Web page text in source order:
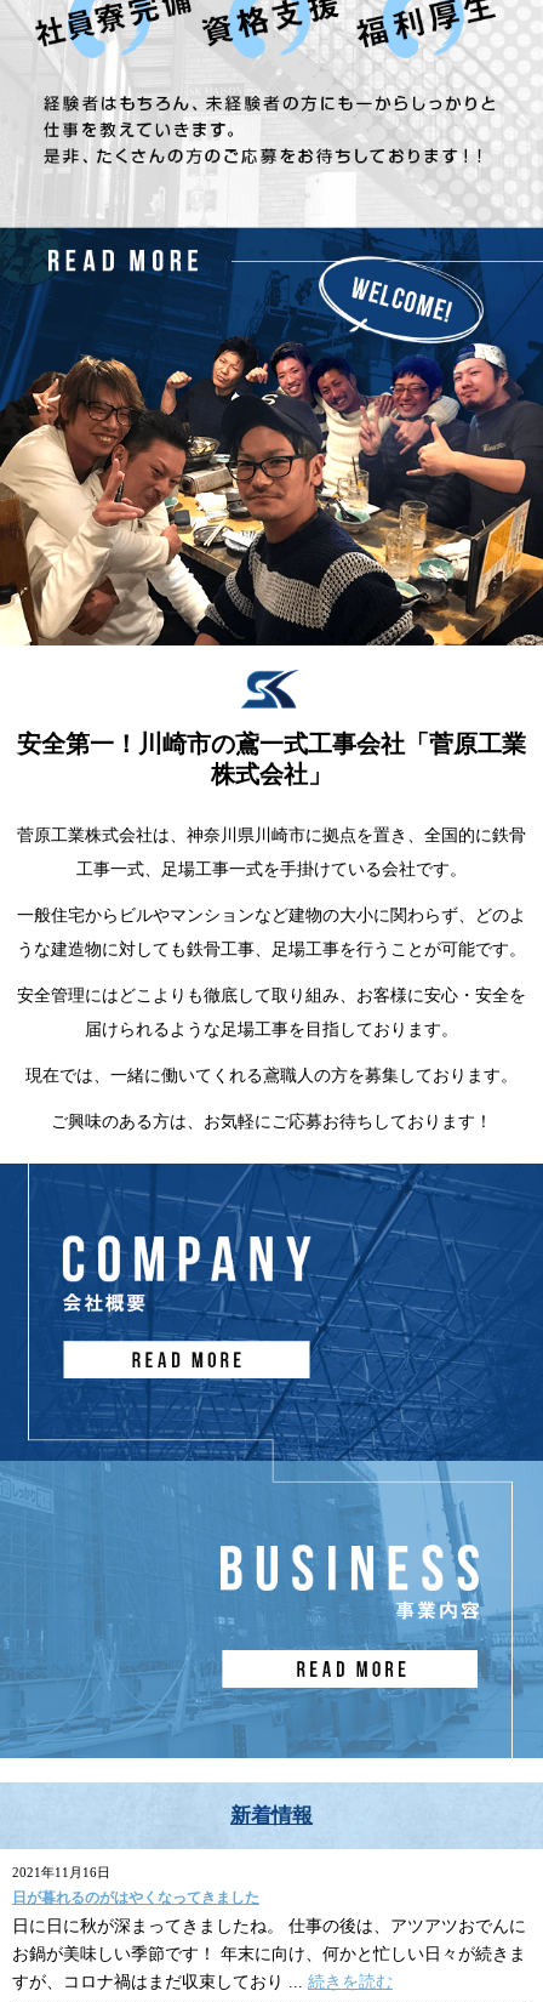
安全第一！川崎市の鳶一式工事会社「菅原工業
株式会社」
菅原工業株式会社は、神奈川県川崎市に拠点を置き、全国的に鉄骨
工事一式、足場工事一式を手掛けている会社です。
一般住宅からビルやマンションなど建物の大小に関わらず、どのよ
うな建造物に対しても鉄骨工事、足場工事を行うことが可能です。
安全管理にはどこよりも徹底して取り組み、お客様に安心・安全を
届けられるような足場工事を目指しております。
現在では、一緒に働いてくれる鳶職人の方を募集しております。
ご興味のある方は、お気軽にご応募お待ちしております！
新着情報
2021年11月16日
日が暮れるのがはやくなってきました
日に日に秋が深まってきましたね。 仕事の後は、アツアツおでんに
お鍋が美味しい季節です！ 年末に向け、何かと忙しい日々が続きま
すが、コロナ禍はまだ収束しており ... 続きを読む